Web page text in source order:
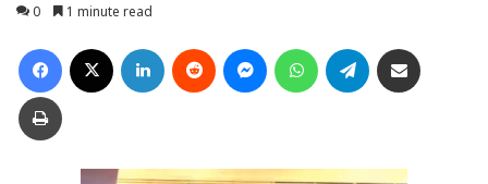
0
1 minute read
Facebook LinkedIn Reddit MessengerWhatsAppTelegram
Տպել